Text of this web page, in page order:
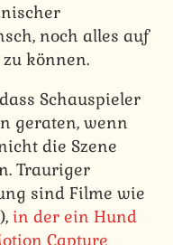
noch alles auf
können.
Schauspieler
geraten, wenn
die Szene
Trauriger
sind Filme wie
in der ein Hund
Capture